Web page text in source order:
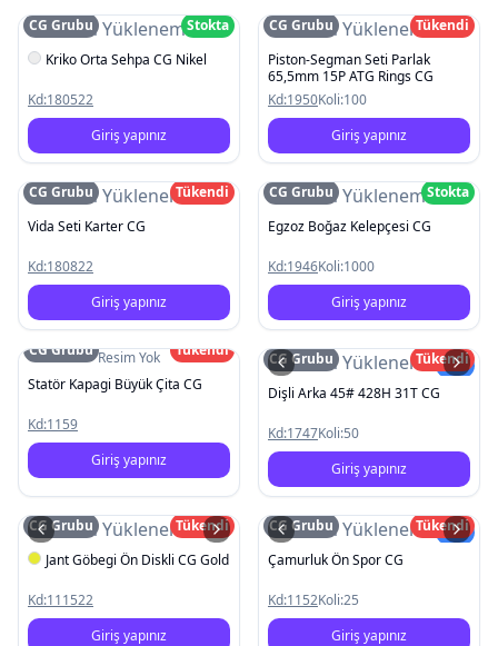
Resim Yüklenemedi
CG Grubu
Stokta
Kriko Orta Sehpa CG Nikel
Kd:180522
Giriş yapınız
Resim Yüklenemedi
CG Grubu
Tükendi
Piston-Segman Seti Parlak
65,5mm 15P ATG Rings CG
Kd:1950Koli:100
Giriş yapınız
Resim Yüklenemedi
CG Grubu
Tükendi
Vida Seti Karter CG
Kd:180822
Giriş yapınız
Resim Yüklenemedi
CG Grubu
Stokta
Egzoz Boğaz Kelepçesi CG
Kd:1946Koli:1000
Giriş yapınız
Resim Yok
CG Grubu
Tükendi
Statör Kapagi Büyük Çita CG
Kd:1159
Giriş yapınız
Resim YüklenemediYeni
CG Grubu
Tükendi
Dişli Arka 45# 428H 31T CG
Kd:1747Koli:50
Giriş yapınız
Resim Yüklenemedi
CG Grubu
Tükendi
Jant Göbegi Ön Diskli CG Gold
Kd:111522
Giriş yapınız
Resim YüklenemediYeni
CG Grubu
Tükendi
Çamurluk Ön Spor CG
Kd:1152Koli:25
Giriş yapınız